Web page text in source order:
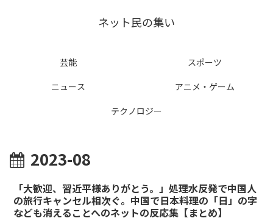
ネット民の集い
芸能
スポーツ
ニュース
アニメ・ゲーム
テクノロジー
2023-08
「大歓迎、習近平様ありがとう。」処理水反発で中国人
の旅行キャンセル相次ぐ。中国で日本料理の「日」の字
なども消えることへのネットの反応集【まとめ】